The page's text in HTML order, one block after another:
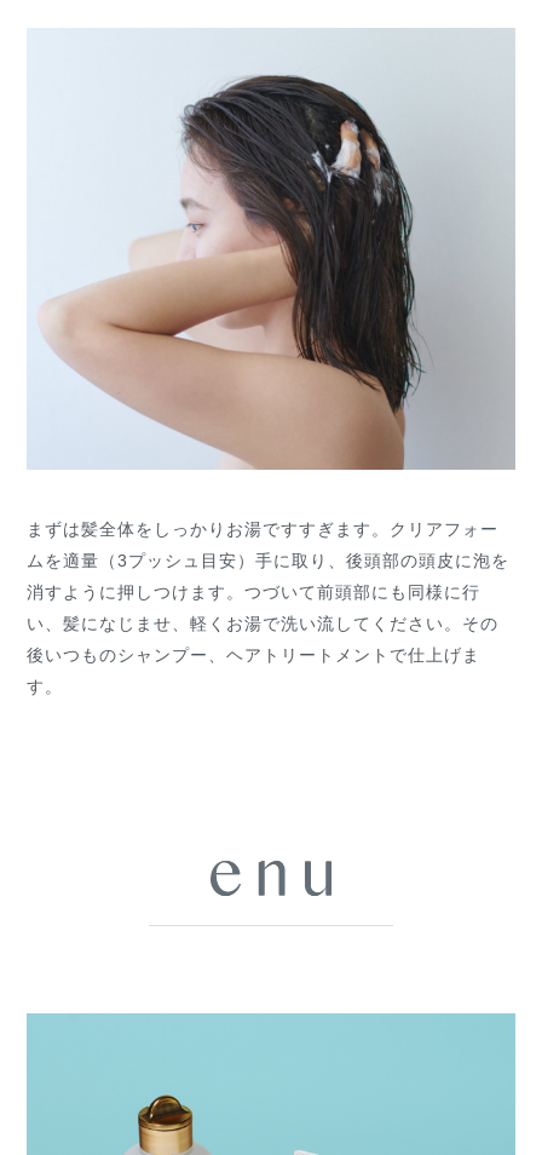
まずは髪全体をしっかりお湯ですすぎます。クリアフォー
ムを適量（3プッシュ目安）手に取り、後頭部の頭皮に泡を
消すように押しつけます。つづいて前頭部にも同様に行
い、髪になじませ、軽くお湯で洗い流してください。その
後いつものシャンプー、ヘアトリートメントで仕上げま
す。